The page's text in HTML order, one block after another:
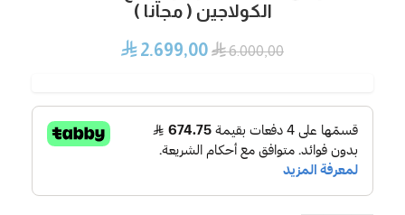
الكولاجين ( مجانا )
⃁6.000,00
⃁2.699,00